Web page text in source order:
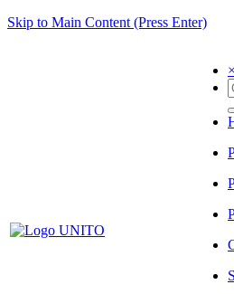
Skip to Main Content (Press Enter)
×